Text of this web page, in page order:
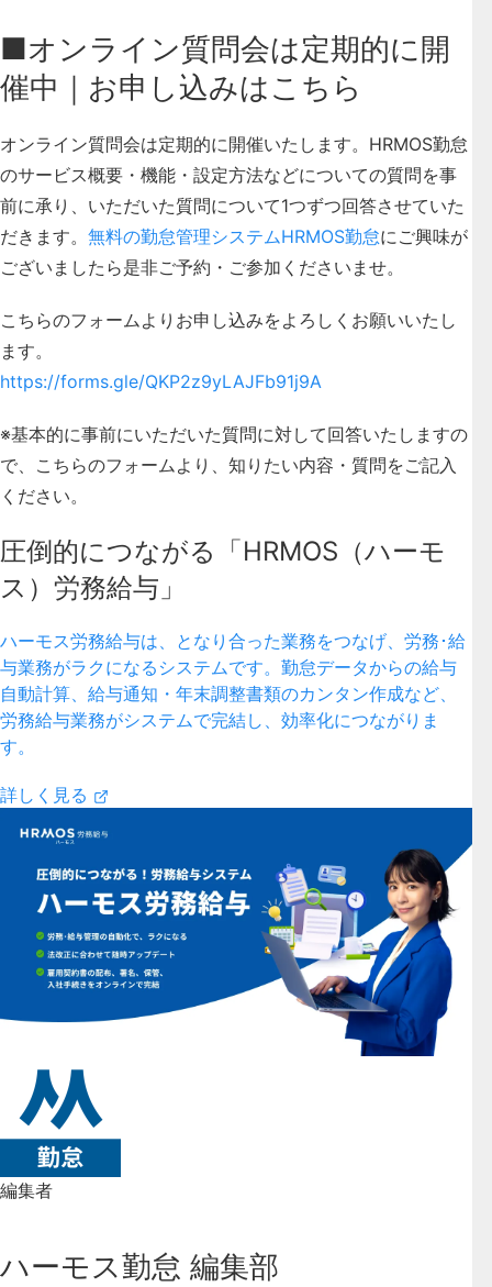
■オンライン質問会は定期的に開
催中｜お申し込みはこちら
オンライン質問会は定期的に開催いたします。HRMOS勤怠
のサービス概要・機能・設定方法などについての質問を事
前に承り、いただいた質問について1つずつ回答させていた
だきます。 無料の勤怠管理システムHRMOS勤怠にご興味が
ございましたら是非ご予約・ご参加くださいませ。
こちらのフォームよりお申し込みをよろしくお願いいたし
ます。
https://forms.gle/QKP2z9yLAJFb91j9A
※基本的に事前にいただいた質問に対して回答いたしますの
で、こちらのフォームより、知りたい内容・質問をご記入
ください。
圧倒的につながる「HRMOS（ハーモ
ス）労務給与」
ハーモス労務給与は、となり合った業務をつなげ、労務･給
与業務がラクになるシステムです。勤怠データからの給与
自動計算、給与通知・年末調整書類のカンタン作成など、
労務給与業務がシステムで完結し、効率化につながりま
す。
詳しく見る
編集者
ハーモス勤怠 編集部